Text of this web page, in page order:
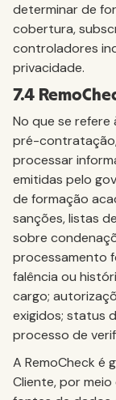
determinar de
cobertura,
controladores
privacidade.
7.4
No que se
pré-contratação,
processar
emitidas pelo
de formação
sanções, listas
sobre
processamento
falência ou
cargo;
exigidos; status
processo de
A RemoCheck é
Cliente, por